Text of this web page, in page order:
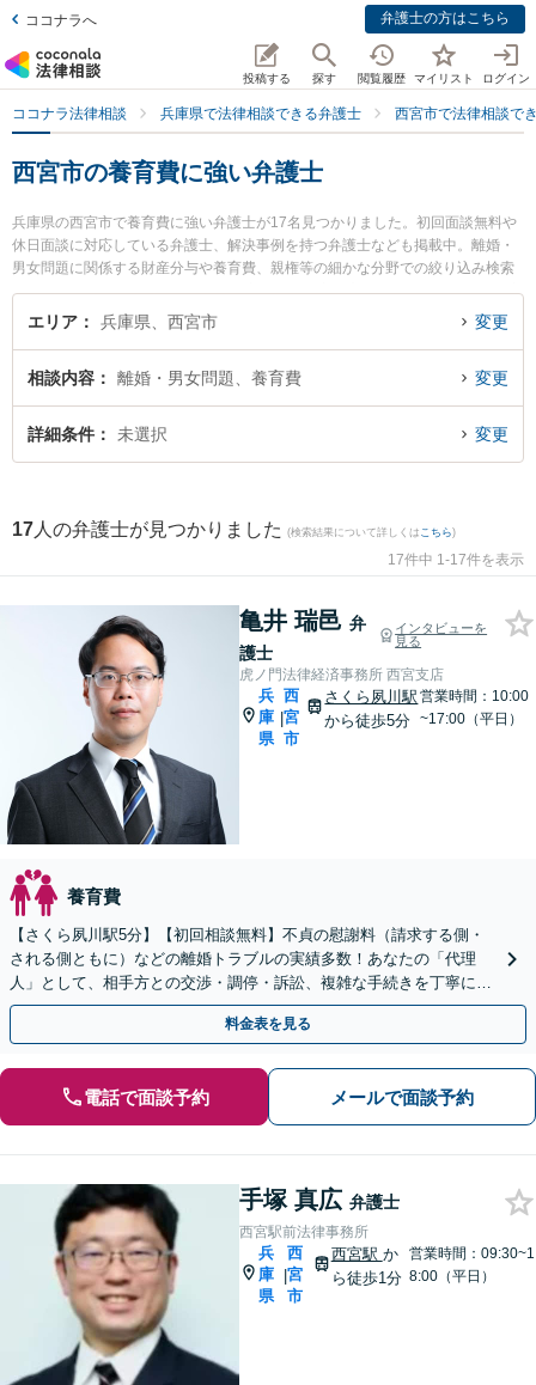
ココナラへ 弁護士の方はこちら
投稿する 探す 閲覧履歴 マイリスト ログイン
ココナラ法律相談 兵庫県で法律相談できる弁護士 西宮市で法律相談で
西宮市の養育費に強い弁護士
兵庫県の西宮市で養育費に強い弁護士が17名見つかりました。初回面談無料や
休日面談に対応している弁護士、解決事例を持つ弁護士なども掲載中。離婚・
男女問題に関係する財産分与や養育費、親権等の細かな分野での絞り込み検索
もでき便利です。特に虎ノ門法律経済事務所 西宮支店の亀井 瑞邑弁護士や西宮
駅前法律事務所の手塚 真広弁護士、フェリーチェ法律事務所の後藤 千絵弁護士
育費のトラブル解決の実績豊富な近くの弁護士を検索したい』『初回相談無料
で養育費を法律相談できる西宮市内の弁護士に相談予約したい』などでお困り
の相談者さんにおすすめです。
エリア 兵庫県、西宮市 変更
相談内容 離婚・男女問題、養育費 変更
詳細条件 未選択 変更
17 人の弁護士が見つかりました (検索結果について詳しくは こちら)
17件中 1-17件を表示
亀井 瑞邑 弁
護士
インタビューを
見る
虎ノ門法律経済事務所 西宮支店
兵
庫
県
|
西
宮
市
さくら夙川駅
から徒歩5分
営業時間：10:00
~17:00（平日）
養育費
【さくら夙川駅5分】【初回相談無料】不貞の慰謝料（請求する側・
される側ともに）などの離婚トラブルの実績多数！あなたの「代理
人」として、相手方との交渉・調停・訴訟、複雑な手続きを丁寧にサ
ポートいたします。財産分与・養育費・婚姻費用なども対応
料金表を見る
電話で面談予約 メールで面談予約
手塚 真広 弁護士
西宮駅前法律事務所
兵
庫
県
|
西
宮
市
西宮駅 か
ら徒歩1分
営業時間：09:30~1
8:00（平日）